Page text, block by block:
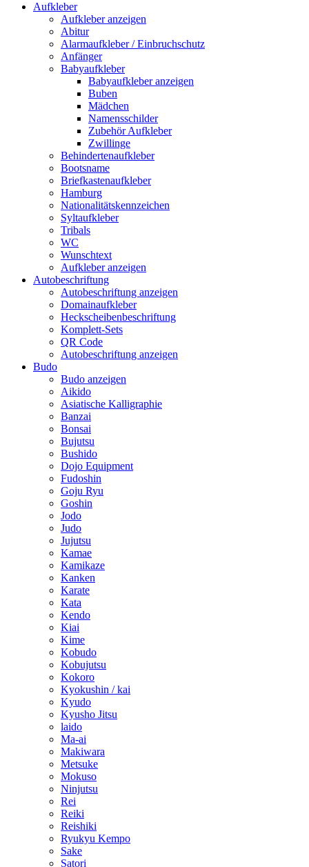
Aufkleber
Aufkleber anzeigen
Abitur
Alarmaufkleber / Einbruchschutz
Anfänger
Babyaufkleber
Babyaufkleber anzeigen
Buben
Mädchen
Namensschilder
Zubehör Aufkleber
Zwillinge
Behindertenaufkleber
Bootsname
Briefkastenaufkleber
Hamburg
Nationalitätskennzeichen
Syltaufkleber
Tribals
WC
Wunschtext
Aufkleber anzeigen
Autobeschriftung
Autobeschriftung anzeigen
Domainaufkleber
Heckscheibenbeschriftung
Komplett-Sets
QR Code
Autobeschriftung anzeigen
Budo
Budo anzeigen
Aikido
Asiatische Kalligraphie
Banzai
Bonsai
Bujutsu
Bushido
Dojo Equipment
Fudoshin
Goju Ryu
Goshin
Jodo
Judo
Jujutsu
Kamae
Kamikaze
Kanken
Karate
Kata
Kendo
Kiai
Kime
Kobudo
Kobujutsu
Kokoro
Kyokushin / kai
Kyudo
Kyusho Jitsu
laido
Ma-ai
Makiwara
Metsuke
Mokuso
Ninjutsu
Rei
Reiki
Reishiki
Ryukyu Kempo
Sake
Satori